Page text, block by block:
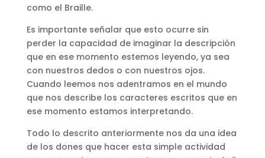
como el Braille.
Es importante señalar que esto ocurre sin
perder la capacidad de imaginar la descripción
que en ese momento estemos leyendo, ya sea
con nuestros dedos o con nuestros ojos.
Cuando leemos nos adentramos en el mundo
que nos describe los caracteres escritos que en
ese momento estamos interpretando.
Todo lo descrito anteriormente nos da una idea
de los dones que hacer esta simple actividad